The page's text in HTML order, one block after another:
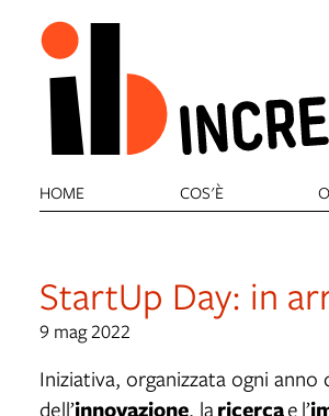
HOME COS'È
StartUp Day: in
9 mag 2022
Iniziativa, organizzata ogni anno
dell’innovazione, la ricercae l’